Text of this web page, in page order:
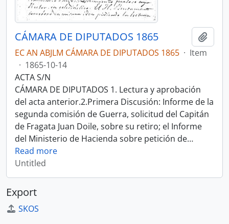
CÁMARA DE DIPUTADOS 1865
EC AN ABJLM CÁMARA DE DIPUTADOS 1865 · Item
· 1865-10-14
ACTA S/N
CÁMARA DE DIPUTADOS 1. Lectura y aprobación
del acta anterior.2.Primera Discusión: Informe de la
segunda comisión de Guerra, solicitud del Capitán
de Fragata Juan Doile, sobre su retiro; el Informe
del Ministerio de Hacienda sobre petición de…
Read more
Untitled
Export
SKOS